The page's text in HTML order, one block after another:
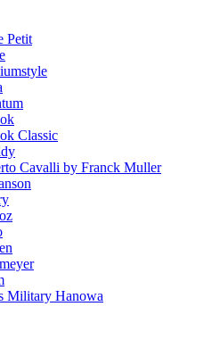
Petit
Classic
Cavalli by Franck Muller
Military Hanowa